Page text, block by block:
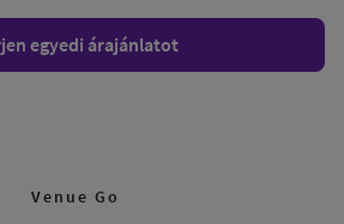
egyedi árajánlatot
Venue Go